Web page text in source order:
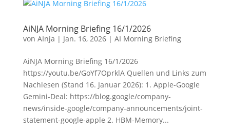
AiNJA Morning Briefing 16/1/2026
von AInja | Jan. 16, 2026| AI Morning Briefing
AiNJA Morning Briefing 16/1/2026
https://youtu.be/GoYf7OprklA Quellen und Links zum
Nachlesen (Stand 16. Januar 2026): 1. Apple-Google
Gemini-Deal: https://blog.google/company-
news/inside-google/company-announcements/joint-
statement-google-apple 2. HBM-Memory...